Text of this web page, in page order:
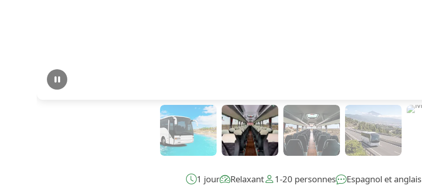
1 jour Relaxant 1-20 personnes Espagnol et anglais